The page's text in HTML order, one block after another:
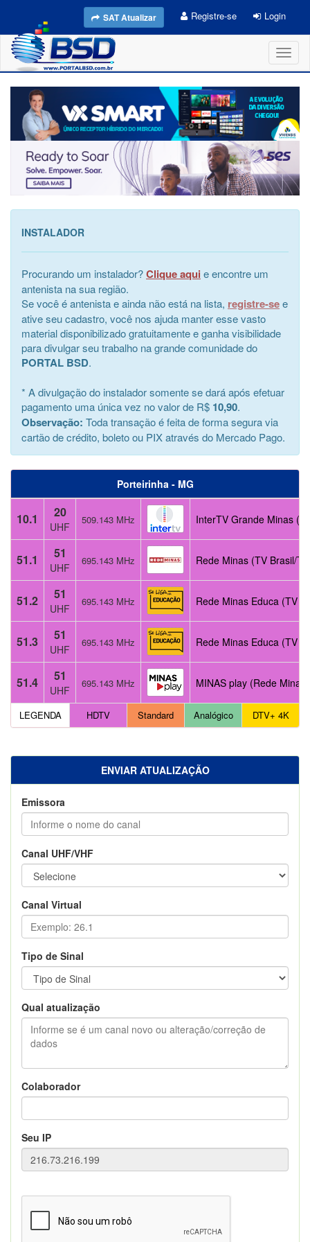
SAT Atualizar Registre-se Login
INSTALADOR
Procurando um instalador?Clique aqui e encontre um
antenista na sua região.
Se você é antenista e ainda não está na lista, registre-see
ative seu cadastro, você nos ajuda manter esse vasto
material disponibilizado gratuitamente e ganha visibilidade
para divulgar seu trabalho na grande comunidade do
PORTAL BSD.
* A divulgação do instalador somente se dará após efetuar
pagamento uma única vez no valor de R$ 10,90.
Observação: Toda transação é feita de forma segura via
cartão de crédito, boleto ou PIX através do Mercado Pago.
Porteirinha - MG
10.1 20
UHF
509.143 MHz InterTV Grande Minas
51.1 51
UHF
695.143 MHz Rede Minas (TV Brasil/
51.2 51
UHF
695.143 MHz Rede Minas Educa (TV
51.3 51
UHF
695.143 MHz Rede Minas Educa (TV
51.4 51
UHF
695.143 MHz MINAS play (Rede Minas)
LEGENDA HDTV Standard Analógico DTV+ 4K
ENVIAR ATUALIZAÇÃO
Emissora
Canal UHF/VHF
Canal Virtual
Tipo de Sinal
Qual atualização
Colaborador
Seu IP